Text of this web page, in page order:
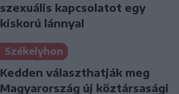
szexuális kapcsolatot egy
kiskorú lánnyal
Székelyhon
Kedden választhatják meg
Magyarország új köztársasági